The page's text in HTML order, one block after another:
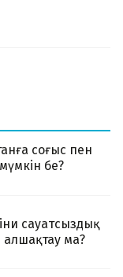
соғыс пен
бе?
сауатсыздық
алшақтау ма?